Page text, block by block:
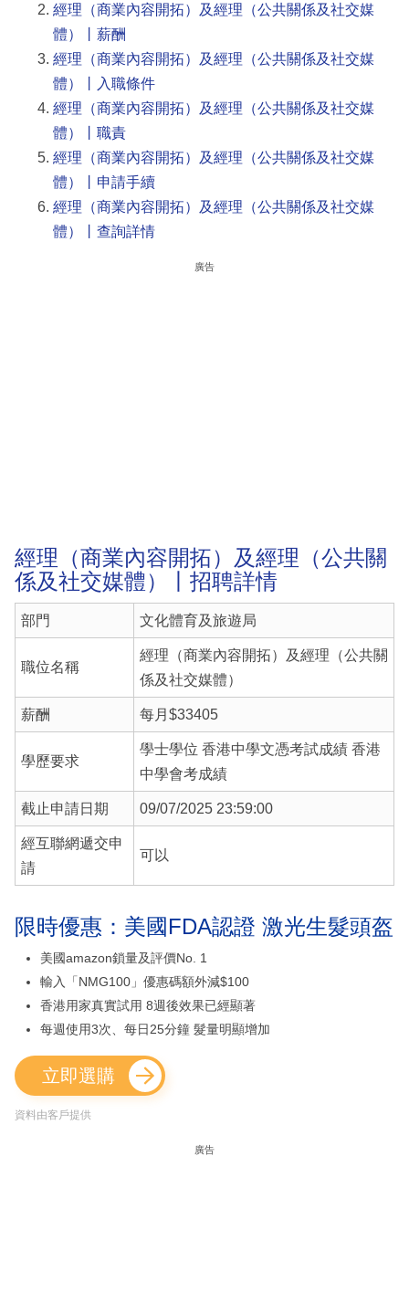
經理（商業內容開拓）及經理（公共關係及社交媒
體）丨薪酬
經理（商業內容開拓）及經理（公共關係及社交媒
體）丨入職條件
經理（商業內容開拓）及經理（公共關係及社交媒
體）丨職責
經理（商業內容開拓）及經理（公共關係及社交媒
體）丨申請手續
經理（商業內容開拓）及經理（公共關係及社交媒
體）丨查詢詳情
廣告
經理（商業內容開拓）及經理（公共關
係及社交媒體）丨招聘詳情
部門 文化體育及旅遊局
職位名稱
經理（商業內容開拓）及經理（公共關
係及社交媒體）
薪酬 每月$33405
學歷要求
學士學位 香港中學文憑考試成績 香港
中學會考成績
截止申請日期 09/07/2025 23:59:00
經互聯網遞交申
請
可以
限時優惠：美國FDA認證 激光生髮頭盔
美國amazon鎖量及評價No. 1
輸入「NMG100」優惠碼額外減$100
香港用家真實試用 8週後效果已經顯著
每週使用3次、每日25分鐘 髮量明顯增加
立即選購
資料由客戶提供
廣告